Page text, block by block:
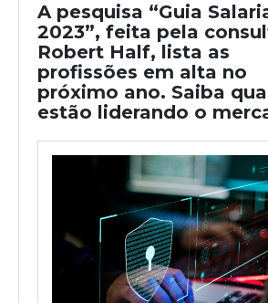
A pesquisa “Guia
2023”, feita pela
Robert Half, lista as
profissões em alta no
próximo ano. Saiba
estão liderando o